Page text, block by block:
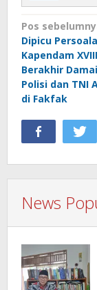
pos
Pos
Dipicu
Kapendam
Berakhir
Polisi dan TNI
di Fakfak
News